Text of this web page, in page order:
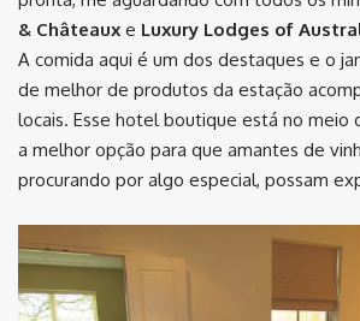
& Châteaux e Luxury Lodges of
A comida aqui é um dos destaques e o
de melhor de produtos da estação
locais. Esse hotel boutique está no meio
a melhor opção para que amantes de
procurando por algo especial, possam